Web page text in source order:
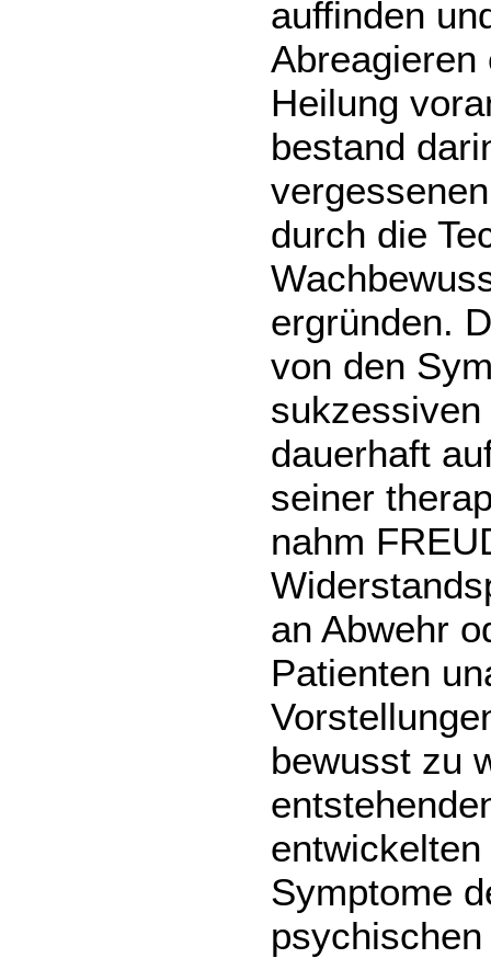
auffinden
Heilung
bestand
durch die
ergründen.
von den
dauerhaft
seiner
nahm
an Abwehr
Patienten
bewusst zu
Symptome